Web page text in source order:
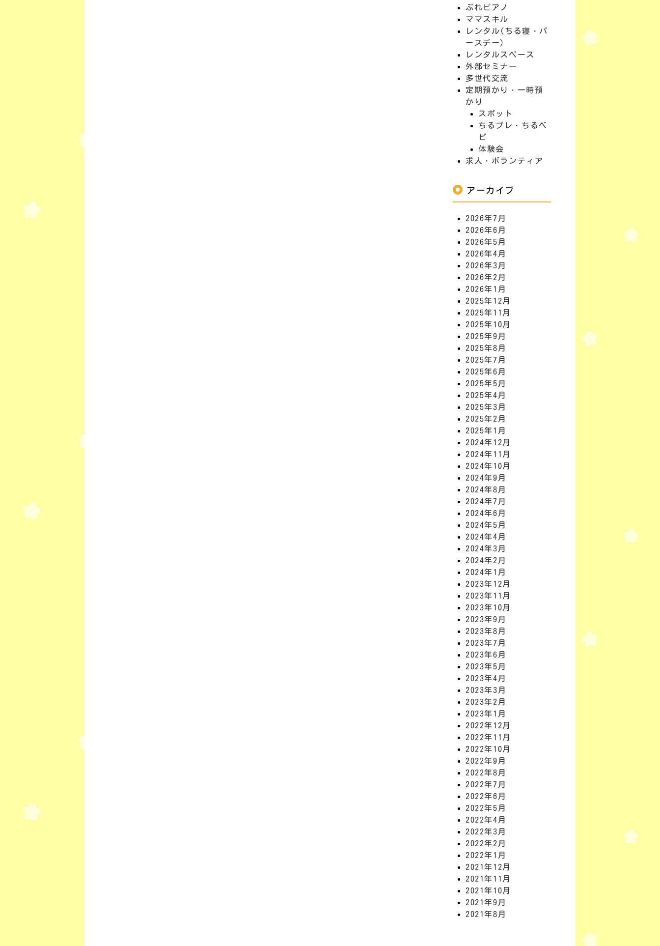
ぷれピアノ
ママスキル
レンタル(ちる寝・バ
ースデー)
レンタルスペース
外部セミナー
多世代交流
定期預かり・一時預
かり
スポット
ちるプレ・ちるベ
ビ
体験会
求人・ボランティア
アーカイブ
2026年7月
2026年6月
2026年5月
2026年4月
2026年3月
2026年2月
2026年1月
2025年12月
2025年11月
2025年10月
2025年9月
2025年8月
2025年7月
2025年6月
2025年5月
2025年4月
2025年3月
2025年2月
2025年1月
2024年12月
2024年11月
2024年10月
2024年9月
2024年8月
2024年7月
2024年6月
2024年5月
2024年4月
2024年3月
2024年2月
2024年1月
2023年12月
2023年11月
2023年10月
2023年9月
2023年8月
2023年7月
2023年6月
2023年5月
2023年4月
2023年3月
2023年2月
2023年1月
2022年12月
2022年11月
2022年10月
2022年9月
2022年8月
2022年7月
2022年6月
2022年5月
2022年4月
2022年3月
2022年2月
2022年1月
2021年12月
2021年11月
2021年10月
2021年9月
2021年8月